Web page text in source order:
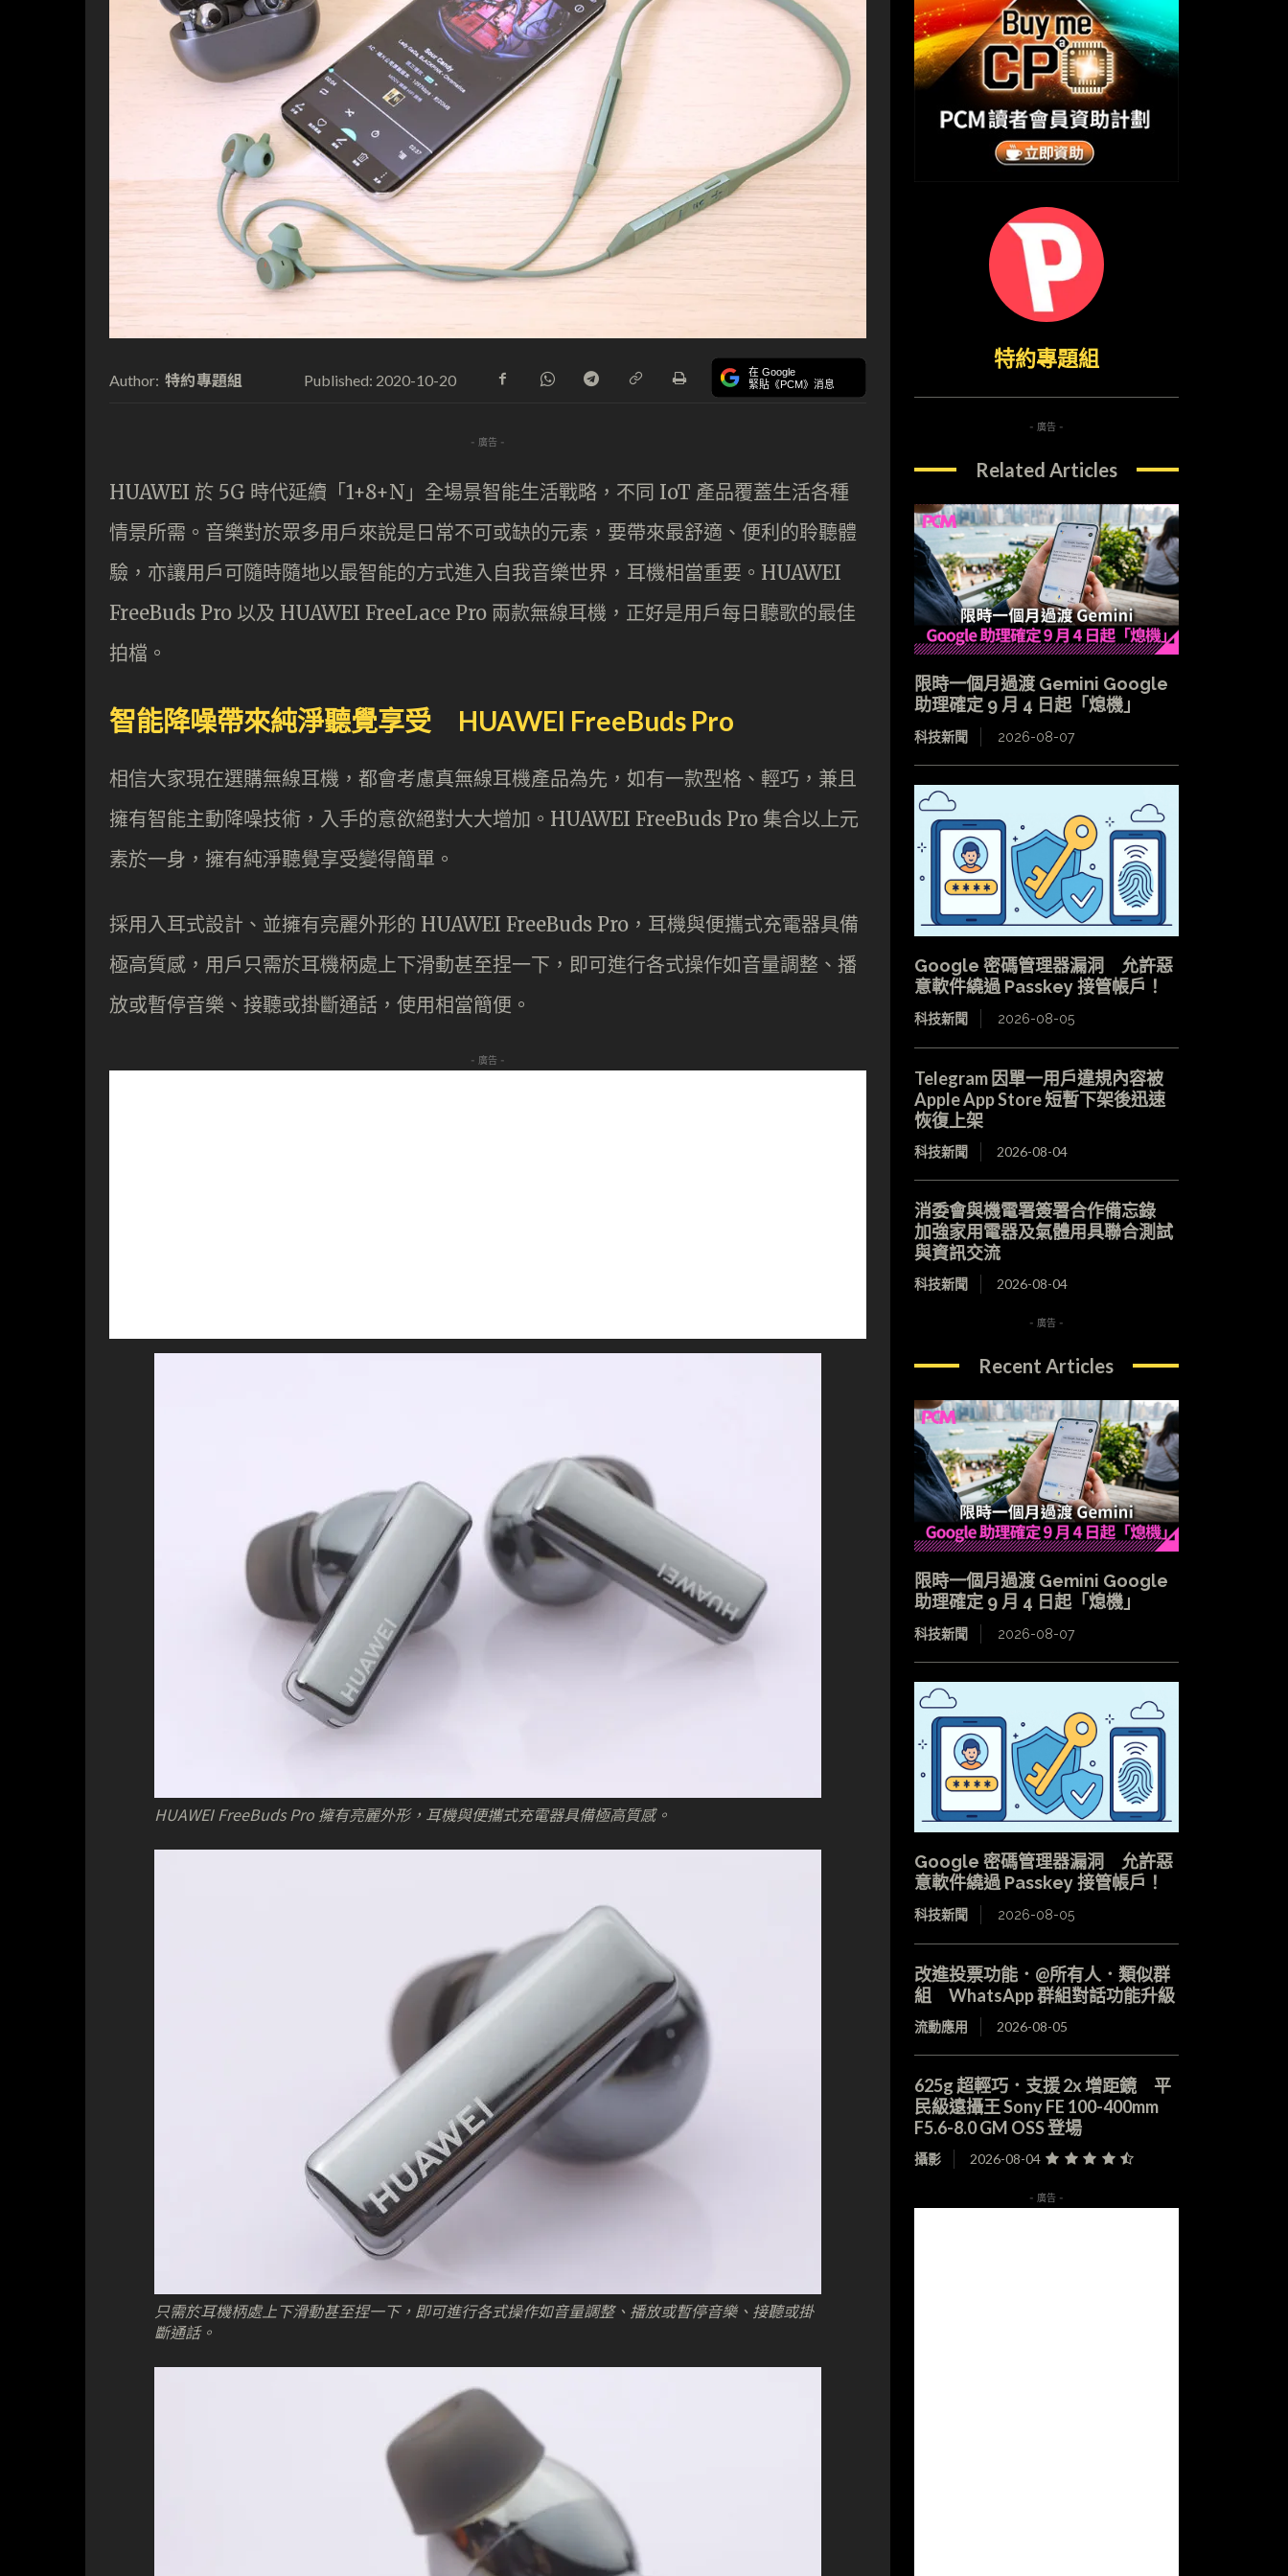
Author: 特約專題組 Published: 2020-10-20 在 Google
緊貼《PCM》消息
- 廣告 -
HUAWEI 於 5G 時代延續「1+8+N」全場景智能生活戰略，不同 IoT 產品覆蓋生活各種
情景所需。音樂對於眾多用戶來說是日常不可或缺的元素，要帶來最舒適、便利的聆聽體
驗，亦讓用戶可隨時隨地以最智能的方式進入自我音樂世界，耳機相當重要。HUAWEI
FreeBuds Pro 以及 HUAWEI FreeLace Pro 兩款無線耳機，正好是用戶每日聽歌的最佳
拍檔。
智能降噪帶來純淨聽覺享受 HUAWEI FreeBuds Pro
相信大家現在選購無線耳機，都會考慮真無線耳機產品為先，如有一款型格、輕巧，兼且
擁有智能主動降噪技術，入手的意欲絕對大大增加。HUAWEI FreeBuds Pro 集合以上元
素於一身，擁有純淨聽覺享受變得簡單。
採用入耳式設計、並擁有亮麗外形的 HUAWEI FreeBuds Pro，耳機與便攜式充電器具備
極高質感，用戶只需於耳機柄處上下滑動甚至捏一下，即可進行各式操作如音量調整、播
放或暫停音樂、接聽或掛斷通話，使用相當簡便。
- 廣告 -
HUAWEI FreeBuds Pro 擁有亮麗外形，耳機與便攜式充電器具備極高質感。
只需於耳機柄處上下滑動甚至捏一下，即可進行各式操作如音量調整、播放或暫停音樂、接聽或掛
斷通話。
特約專題組
- 廣告 -
Related Articles
限時一個月過渡 Gemini Google
助理確定 9 月 4 日起「熄機」
科技新聞 2026-08-07
Google 密碼管理器漏洞 允許惡
意軟件繞過 Passkey 接管帳戶！
科技新聞 2026-08-05
Telegram 因單一用戶違規內容被
Apple App Store 短暫下架後迅速
恢復上架
科技新聞 2026-08-04
消委會與機電署簽署合作備忘錄
加強家用電器及氣體用具聯合測試
與資訊交流
科技新聞 2026-08-04
- 廣告 -
Recent Articles
限時一個月過渡 Gemini Google
助理確定 9 月 4 日起「熄機」
科技新聞 2026-08-07
Google 密碼管理器漏洞 允許惡
意軟件繞過 Passkey 接管帳戶！
科技新聞 2026-08-05
改進投票功能．@所有人．類似群
組 WhatsApp 群組對話功能升級
流動應用 2026-08-05
625g 超輕巧．支援 2x 增距鏡 平
民級遠攝王 Sony FE 100-400mm
F5.6-8.0 GM OSS 登場
攝影 2026-08-04
- 廣告 -